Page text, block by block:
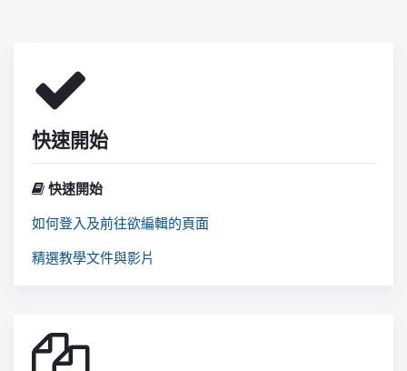
快速開始
快速開始
如何登入及前往欲編輯的頁面
精選教學文件與影片